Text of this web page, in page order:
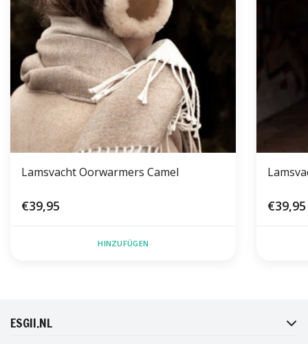
Lamsvacht Oorwarmers Camel
€39,95
HINZUFÜGEN
€39,95
ESGII.NL